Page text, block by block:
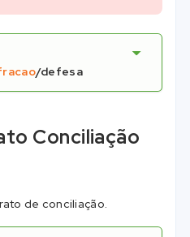
/defesa
Conciliação
de conciliação.